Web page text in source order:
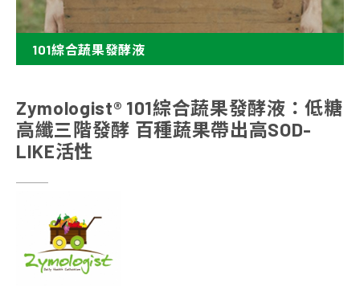
101綜合蔬果發酵液
Zymologist® 101綜合蔬果發酵液：低糖
高纖三階發酵 百種蔬果帶出高SOD-
LIKE活性